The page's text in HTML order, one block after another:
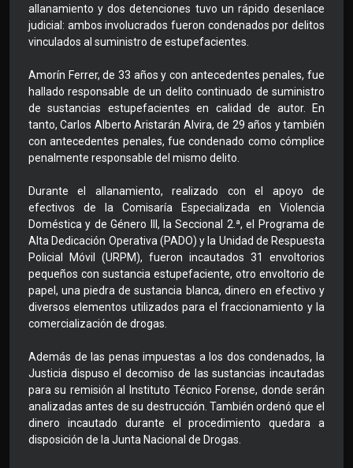
allanamiento y dos detenciones tuvo un rápido desenlace
judicial: ambos involucrados fueron condenados por delitos
vinculados al suministro de estupefacientes.
Amorín Ferrer, de 33 años y con antecedentes penales, fue
hallado responsable de un delito continuado de suministro
de sustancias estupefacientes en calidad de autor. En
tanto, Carlos Alberto Aristarán Alvira, de 29 años y también
con antecedentes penales, fue condenado como cómplice
penalmente responsable del mismo delito.
Durante el allanamiento, realizado con el apoyo de
efectivos de la Comisaría Especializada en Violencia
Doméstica y de Género III, la Seccional 2.ª, el Programa de
Alta Dedicación Operativa (PADO) y la Unidad de Respuesta
Policial Móvil (URPM), fueron incautados 31 envoltorios
pequeños con sustancia estupefaciente, otro envoltorio de
papel, una piedra de sustancia blanca, dinero en efectivo y
diversos elementos utilizados para el fraccionamiento y la
comercialización de drogas.
Además de las penas impuestas a los dos condenados, la
Justicia dispuso el decomiso de las sustancias incautadas
para su remisión al Instituto Técnico Forense, donde serán
analizadas antes de su destrucción. También ordenó que el
dinero incautado durante el procedimiento quedara a
disposición de la Junta Nacional de Drogas.